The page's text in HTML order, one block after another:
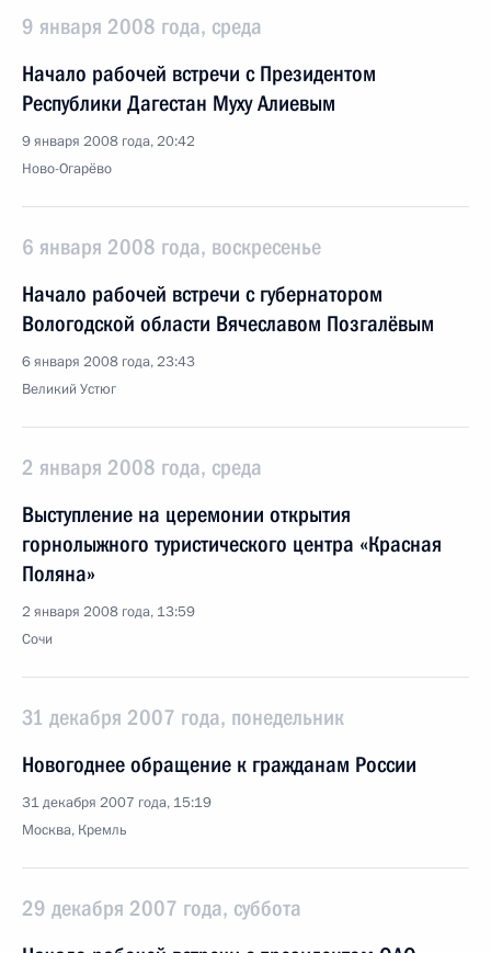
9 января 2008 года, среда
Начало рабочей встречи с Президентом
Республики Дагестан Муху Алиевым
9 января 2008 года, 20:42
Ново-Огарёво
6 января 2008 года, воскресенье
Начало рабочей встречи с губернатором
Вологодской области Вячеславом Позгалёвым
6 января 2008 года, 23:43
Великий Устюг
2 января 2008 года, среда
Выступление на церемонии открытия
горнолыжного туристического центра «Красная
Поляна»
2 января 2008 года, 13:59
Сочи
31 декабря 2007 года, понедельник
Новогоднее обращение к гражданам России
31 декабря 2007 года, 15:19
Москва, Кремль
29 декабря 2007 года, суббота